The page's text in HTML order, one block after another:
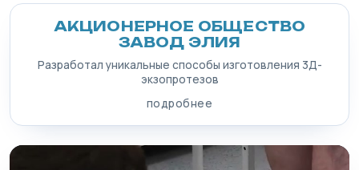
АКЦИОНЕРНОЕ ОБЩЕСТВО
ЗАВОД ЭЛИЯ
Разработал уникальные способы изготовления 3Д-
экзопротезов
подробнее